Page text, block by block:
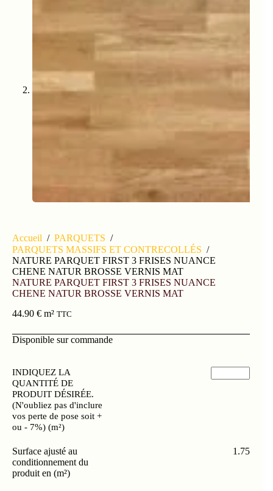
Accueil / PARQUETS /
PARQUETS MASSIFS ET CONTRECOLLÉS /
NATURE PARQUET FIRST 3 FRISES NUANCE
CHENE NATUR BROSSE VERNIS MAT
NATURE PARQUET FIRST 3 FRISES NUANCE
CHENE NATUR BROSSE VERNIS MAT
44.90 € m² TTC
Disponible sur commande
INDIQUEZ LA
QUANTITÉ DE
PRODUIT DÉSIRÉE.
(N'oubliez pas d'inclure
vos perte de pose soit +
ou - 7%) (m²)
Surface ajusté au
conditionnement du
produit en (m²)
1.75